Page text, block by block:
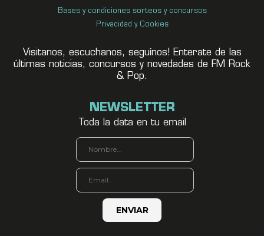
Bases y condiciones sorteos y concursos
Privacidad y Cookies
Visitanos, escuchanos, seguínos! Enterate de las
últimas noticias, concursos y novedades de FM Rock
& Pop.
NEWSLETTER
Toda la data en tu email